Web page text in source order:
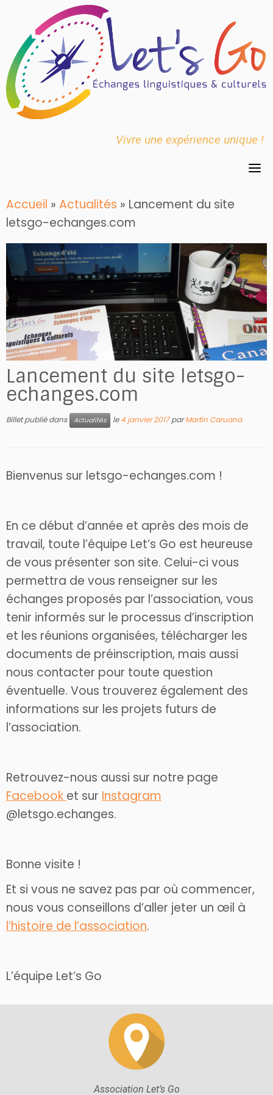
content
Vivre une expérience unique !
Accueil » Actualités » Lancement du site
letsgo-echanges.com
Lancement du site letsgo-
echanges.com
Billet publié dans Actualités le4 janvier 2017 parMartin Caruana
Bienvenus sur letsgo-echanges.com !
En ce début d’année et après des mois de
travail, toute l’équipe Let’s Go est heureuse
de vous présenter son site. Celui-ci vous
permettra de vous renseigner sur les
échanges proposés par l’association, vous
tenir informés sur le processus d’inscription
et les réunions organisées, télécharger les
documents de préinscription, mais aussi
nous contacter pour toute question
éventuelle. Vous trouverez également des
informations sur les projets futurs de
l’association.
Retrouvez-nous aussi sur notre page
Facebook et sur Instagram
@letsgo.echanges.
Bonne visite !
Et si vous ne savez pas par où commencer,
nous vous conseillons d’aller jeter un œil à
l’histoire de l’association.
L’équipe Let’s Go
Association Let’s Go